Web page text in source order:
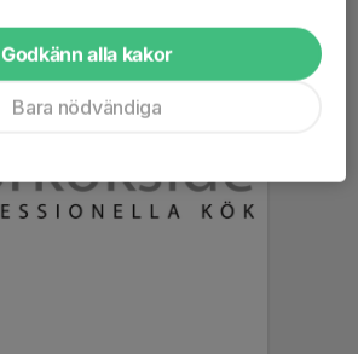
Godkänn alla kakor
Bara nödvändiga